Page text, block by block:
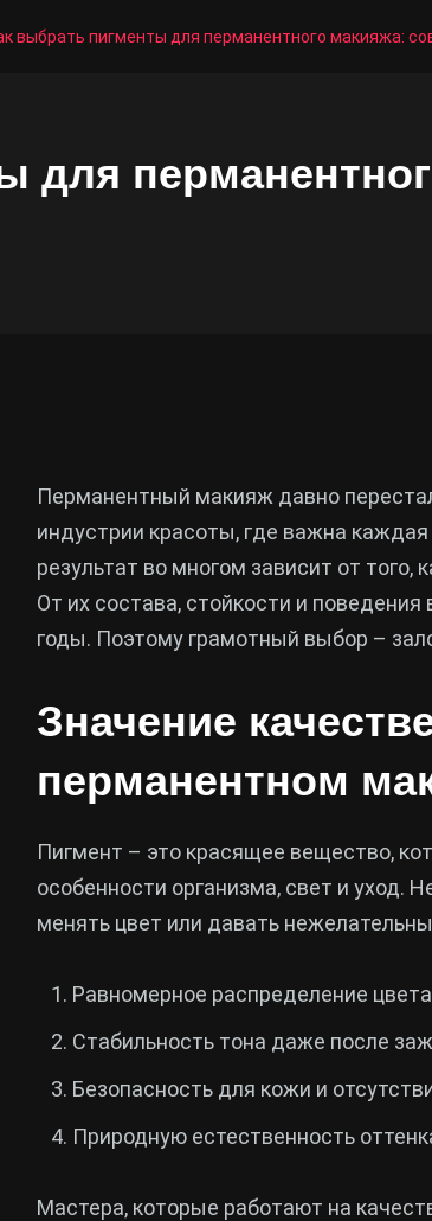
выбрать пигменты для перманентного макияжа:
для
Перманентный макияж давно
индустрии красоты, где важна каждая
результат во многом зависит от
От их состава, стойкости и
годы. Поэтому грамотный выбор –
Значение
перманентном
Пигмент – это красящее вещество,
особенности организма, свет и уход.
менять цвет или давать
Равномерное распределение
Стабильность тона даже после
Безопасность для кожи и
Природную естественность
Мастера, которые работают на